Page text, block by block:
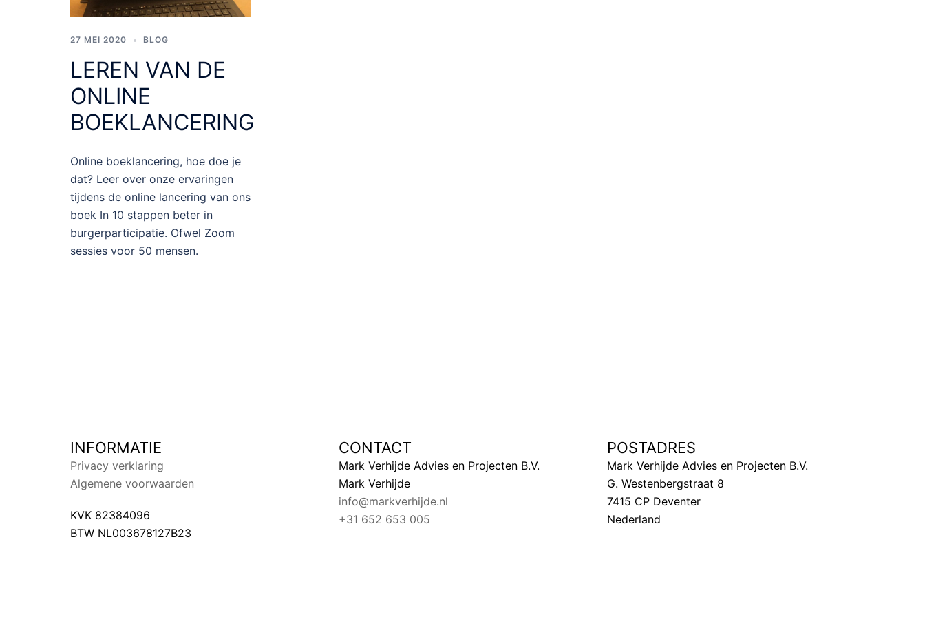
27 MEI 2020 BLOG
LEREN VAN DE
ONLINE
BOEKLANCERING
Online boeklancering, hoe doe je
dat? Leer over onze ervaringen
tijdens de online lancering van ons
boek In 10 stappen beter in
burgerparticipatie. Ofwel Zoom
sessies voor 50 mensen.
INFORMATIE
Privacy verklaring
Algemene voorwaarden
KVK 82384096
BTW NL003678127B23
CONTACT
Mark Verhijde Advies en Projecten B.V.
Mark Verhijde
info@markverhijde.nl
+31 652 653 005
POSTADRES
Mark Verhijde Advies en Projecten B.V.
G. Westenbergstraat 8
7415 CP Deventer
Nederland